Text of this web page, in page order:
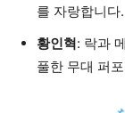
를 자랑합니다.
황인혁: 락과
풀한 무대 퍼